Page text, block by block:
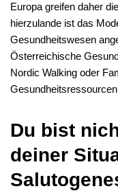
Europa greifen daher
hierzulande ist das
Gesundheitswesen
Österreichische
Nordic Walking oder
Du bist
deiner